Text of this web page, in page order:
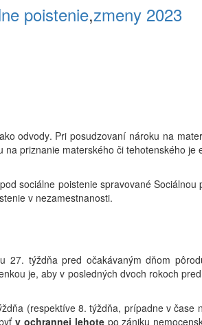
poistenie,zmeny 2023
odvody. Pri posudzovaní nároku na
priznanie materského či tehotenského
sociálne poistenie spravované
v nezamestnanosti.
27. týždňa pred očakávaným dňom
je, aby v posledných dvoch rokoch
(respektíve 8. týždňa, prípadne v
v ochrannej lehotepo zániku